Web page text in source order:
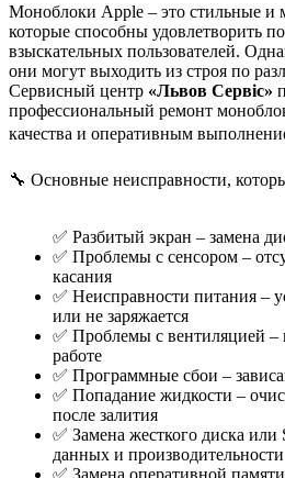
Моноблоки Apple – это стильные и
которые способны удовлетворить
взыскательных пользователей.
они могут выходить из строя по
Сервисный центр «Львов Сервіс»
профессиональный ремонт
качества и оперативным
🔧 Основные неисправности,
✅ Разбитый экран – замена
✅ Проблемы с сенсором –
касания
✅ Неисправности питания –
или не заряжается
✅ Проблемы с вентиляцией –
работе
✅ Программные сбои –
✅ Попадание жидкости –
после залития
✅ Замена жесткого диска или
данных и производительности
✅ Замена оперативной